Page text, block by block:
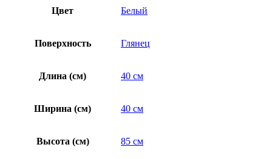
Цвет Белый
Поверхность Глянец
Длина (см) 40 см
Ширина (см) 40 см
Высота (см) 85 см